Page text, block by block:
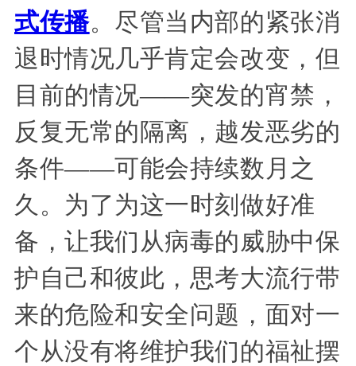
式传播。尽管当内部的紧张消
退时情况几乎肯定会改变，但
目前的情况——突发的宵禁，
反复无常的隔离，越发恶劣的
条件——可能会持续数月之
久。为了为这一时刻做好准
备，让我们从病毒的威胁中保
护自己和彼此，思考大流行带
来的危险和安全问题，面对一
个从没有将维护我们的福祉摆